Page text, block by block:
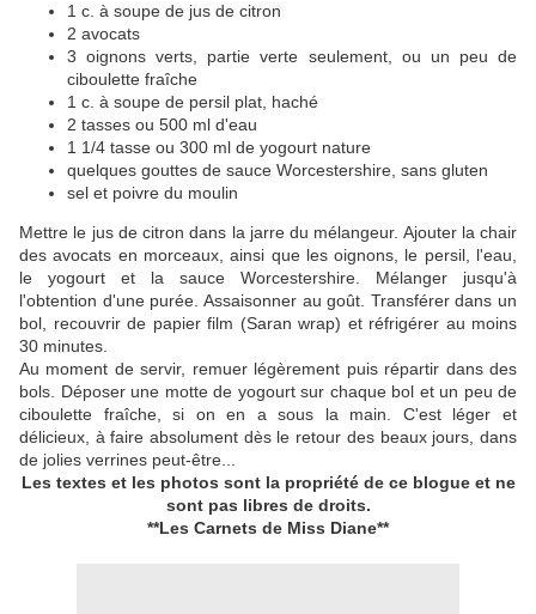
1 c. à soupe de jus de citron
2 avocats
3 oignons verts, partie verte seulement, ou un peu de
ciboulette fraîche
1 c. à soupe de persil plat, haché
2 tasses ou 500 ml d'eau
1 1/4 tasse ou 300 ml de yogourt nature
quelques gouttes de sauce Worcestershire, sans gluten
sel et poivre du moulin
Mettre le jus de citron dans la jarre du mélangeur. Ajouter la chair
des avocats en morceaux, ainsi que les oignons, le persil, l'eau,
le yogourt et la sauce Worcestershire. Mélanger jusqu'à
l'obtention d'une purée. Assaisonner au goût. Transférer dans un
bol, recouvrir de papier film (Saran wrap) et réfrigérer au moins
30 minutes.
Au moment de servir, remuer légèrement puis répartir dans des
bols. Déposer une motte de yogourt sur chaque bol et un peu de
ciboulette fraîche, si on en a sous la main. C'est léger et
délicieux, à faire absolument dès le retour des beaux jours, dans
de jolies verrines peut-être...
Les textes et les photos sont la propriété de ce blogueet ne
sont pas libres de droits.
**Les Carnets de Miss Diane**